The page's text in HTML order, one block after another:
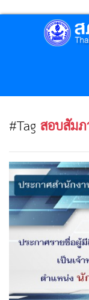
#Tagสอบสัม